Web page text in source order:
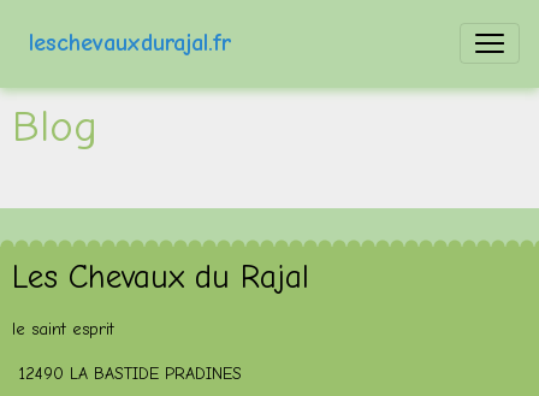
leschevauxdurajal.fr
Blog
Les Chevaux du Rajal
le saint esprit
12490 LA BASTIDE PRADINES